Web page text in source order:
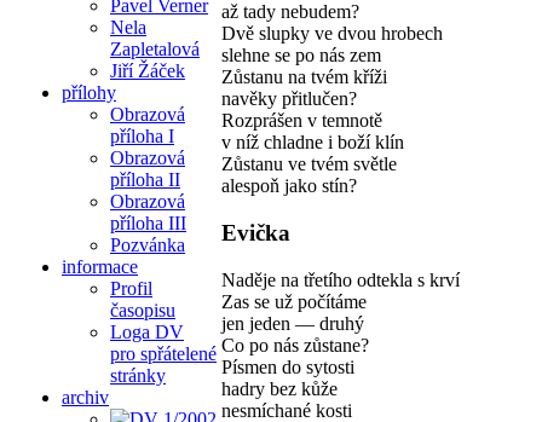
Pavel Verner
Nela
Zapletalová
Jiří Žáček
přílohy
Obrazová
příloha I
Obrazová
příloha II
Obrazová
příloha III
Pozvánka
informace
Profil
časopisu
Loga DV
pro spřátelené
stránky
archiv
až tady nebudem?
Dvě slupky ve dvou hrobech
slehne se po nás zem
Zůstanu na tvém kříži
navěky přitlučen?
Rozprášen v temnotě
v níž chladne i boží klín
Zůstanu ve tvém světle
alespoň jako stín?
Evička
Naděje na třetího odtekla s krví
Zas se už počítáme
jen jeden — druhý
Co po nás zůstane?
Písmen do sytosti
hadry bez kůže
nesmíchané kosti